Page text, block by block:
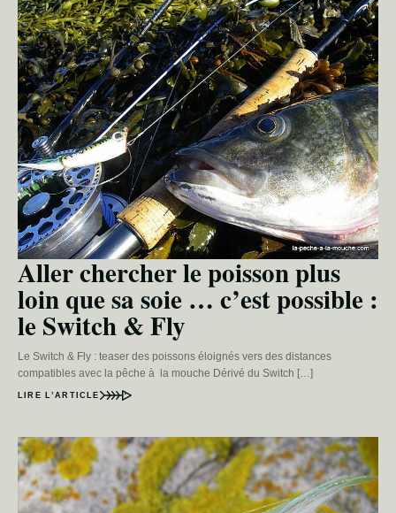
Aller chercher le poisson plus
loin que sa soie … c’est possible :
le Switch & Fly
Le Switch & Fly : teaser des poissons éloignés vers des distances
compatibles avec la pêche à la mouche Dérivé du Switch […]
LIRE L’ARTICLE